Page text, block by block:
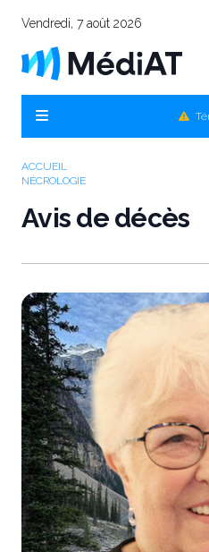
Vendredi, 7 août 2026
ACCUEIL
NÉCROLOGIE
Avis de décès